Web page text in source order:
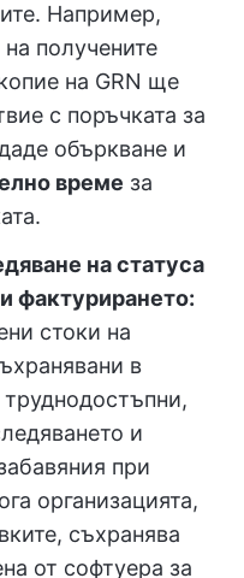
Например,
получените
на GRN ще
с поръчката за
объркване и
време за
на статуса
фактурирането:
стоки на
в
и
при
организацията,
съхранява
от софтуера за